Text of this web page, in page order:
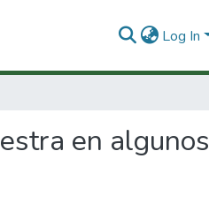
Log In
en algunos